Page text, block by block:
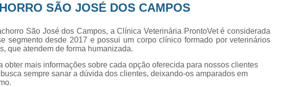
Exame de Ultrassom Abdominal
Exame de Ultrassom para Gatos
Exames Laboratoriais para Cachorros
SÃO JOSÉ DOS CAMPOS
São José dos Campos, a Clínica Veterinária ProntoVet é considerada
segmento desde 2017 e possui um corpo clínico formado por veterinários
que atendem de forma humanizada.
obter mais informações sobre cada opção oferecida para nossos clientes
sempre sanar a dúvida dos clientes, deixando-os amparados em